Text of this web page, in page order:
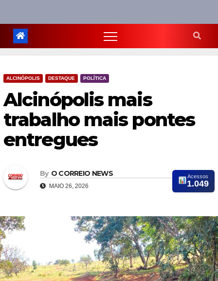
ALCINÓPOLIS DESTAQUE POLÍTICA
Alcinópolis mais
trabalho mais pontes
entregues
By O CORREIO NEWS
MAIO 26, 2026
Acessos
1.049